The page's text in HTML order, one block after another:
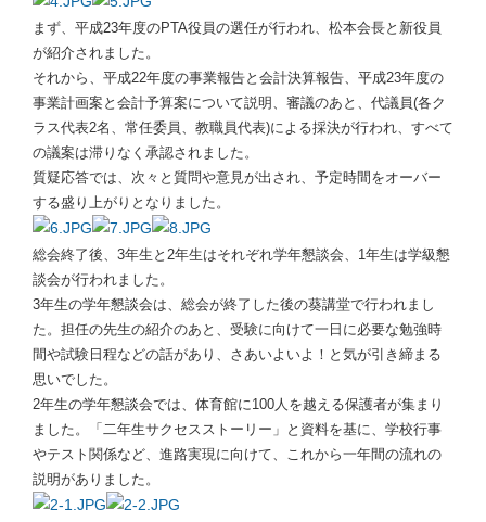
まず、平成23年度のPTA役員の選任が行われ、松本会長と新役員
が紹介されました。
それから、平成22年度の事業報告と会計決算報告、平成23年度の
事業計画案と会計予算案について説明、審議のあと、代議員(各ク
ラス代表2名、常任委員、教職員代表)による採決が行われ、すべて
の議案は滞りなく承認されました。
質疑応答では、次々と質問や意見が出され、予定時間をオーバー
する盛り上がりとなりました。
総会終了後、3年生と2年生はそれぞれ学年懇談会、1年生は学級懇
談会が行われました。
3年生の学年懇談会は、総会が終了した後の葵講堂で行われまし
た。担任の先生の紹介のあと、受験に向けて一日に必要な勉強時
間や試験日程などの話があり、さあいよいよ！と気が引き締まる
思いでした。
2年生の学年懇談会では、体育館に100人を越える保護者が集まり
ました。「二年生サクセスストーリー」と資料を基に、学校行事
やテスト関係など、進路実現に向けて、これから一年間の流れの
説明がありました。